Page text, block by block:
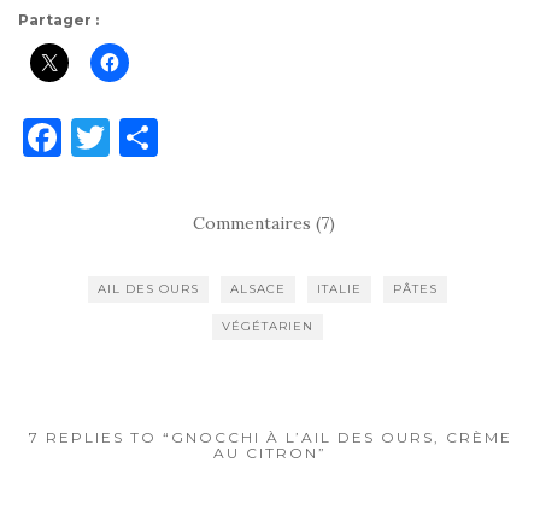
Partager :
F T
r er
Commentaires (7)
AIL DES OURS ALSACE ITALIE PÂTES
VÉGÉTARIEN
7 REPLIES TO “GNOCCHI À L’AIL DES OURS, CRÈME
AU CITRON”